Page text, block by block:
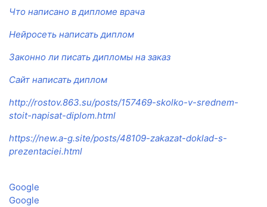
Что написано в дипломе врача
Нейросеть написать диплом
Законно ли писать дипломы на заказ
Сайт написать диплом
http://rostov.863.su/posts/157469-skolko-v-srednem-
stoit-napisat-diplom.html
https://new.a-g.site/posts/48109-zakazat-doklad-s-
prezentaciei.html
Google
Google